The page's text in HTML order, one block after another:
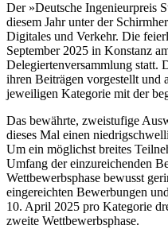
Der »Deutsche Ingenieurpreis
diesem Jahr unter der
Digitales und Verkehr. Die
September 2025 in Konstanz
Delegiertenversammlung statt.
ihren Beiträgen vorgestellt und
jeweiligen Kategorie mit der
Das bewährte, zweistufige
dieses Mal einen
Um ein möglichst breites
Umfang der einzureichenden
Wettbewerbsphase bewusst
eingereichten Bewerbungen
10. April 2025 pro Kategorie
zweite Wettbewerbsphase.